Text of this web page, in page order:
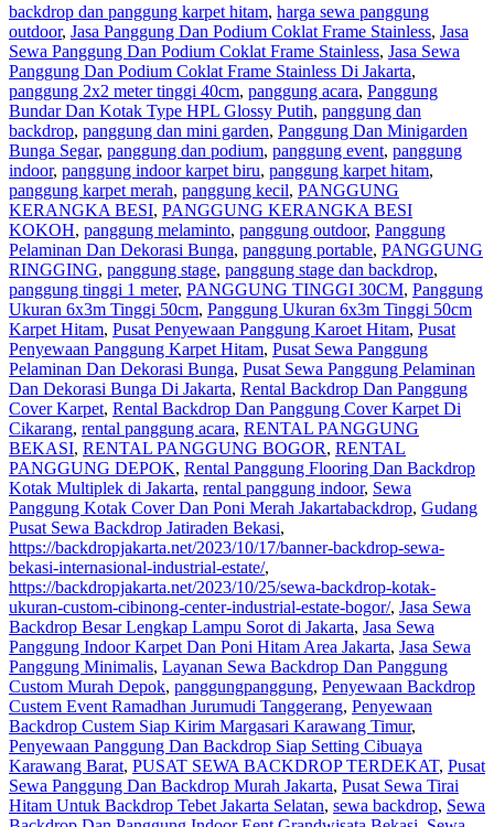
backdrop dan panggung karpet hitam, harga sewa panggung
outdoor, Jasa Panggung Dan Podium Coklat Frame Stainless, Jasa
Sewa Panggung Dan Podium Coklat Frame Stainless, Jasa Sewa
Panggung Dan Podium Coklat Frame Stainless Di Jakarta,
panggung 2x2 meter tinggi 40cm, panggung acara, Panggung
Bundar Dan Kotak Type HPL Glossy Putih, panggung dan
backdrop, panggung dan mini garden, Panggung Dan Minigarden
Bunga Segar, panggung dan podium, panggung event, panggung
indoor, panggung indoor karpet biru, panggung karpet hitam,
panggung karpet merah, panggung kecil, PANGGUNG
KERANGKA BESI, PANGGUNG KERANGKA BESI
KOKOH, panggung melaminto, panggung outdoor, Panggung
Pelaminan Dan Dekorasi Bunga, panggung portable, PANGGUNG
RINGGING, panggung stage, panggung stage dan backdrop,
panggung tinggi 1 meter, PANGGUNG TINGGI 30CM, Panggung
Ukuran 6x3m Tinggi 50cm, Panggung Ukuran 6x3m Tinggi 50cm
Karpet Hitam, Pusat Penyewaan Panggung Karoet Hitam, Pusat
Penyewaan Panggung Karpet Hitam, Pusat Sewa Panggung
Pelaminan Dan Dekorasi Bunga, Pusat Sewa Panggung Pelaminan
Dan Dekorasi Bunga Di Jakarta, Rental Backdrop Dan Panggung
Cover Karpet, Rental Backdrop Dan Panggung Cover Karpet Di
Cikarang, rental panggung acara, RENTAL PANGGUNG
BEKASI, RENTAL PANGGUNG BOGOR, RENTAL
PANGGUNG DEPOK, Rental Panggung Flooring Dan Backdrop
Kotak Multiplek di Jakarta, rental panggung indoor, Sewa
Panggung Kotak Cover Dan Poni Merah Jakartabackdrop, Gudang
Pusat Sewa Backdrop Jatiraden Bekasi,
https://backdropjakarta.net/2023/10/17/banner-backdrop-sewa-
bekasi-internasional-industrial-estate/,
https://backdropjakarta.net/2023/10/25/sewa-backdrop-kotak-
ukuran-custom-cibinong-center-industrial-estate-bogor/, Jasa Sewa
Backdrop Besar Lengkap Lampu Sorot di Jakarta, Jasa Sewa
Panggung Indoor Karpet Dan Poni Hitam Area Jakarta, Jasa Sewa
Panggung Minimalis, Layanan Sewa Backdrop Dan Panggung
Custom Murah Depok, panggungpanggung, Penyewaan Backdrop
Custem Event Ramadhan Jurumudi Tanggerang, Penyewaan
Backdrop Custem Siap Kirim Margasari Karawang Timur,
Penyewaan Panggung Dan Backdrop Siap Setting Cibuaya
Karawang Barat, PUSAT SEWA BACKDROP TERDEKAT, Pusat
Sewa Panggung Dan Backdrop Murah Jakarta, Pusat Sewa Tirai
Hitam Untuk Backdrop Tebet Jakarta Selatan, sewa backdrop, Sewa